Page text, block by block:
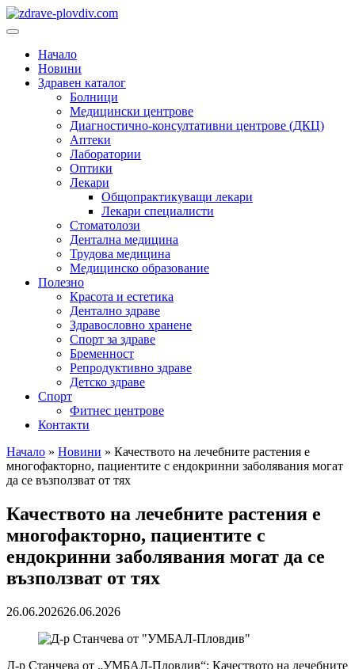
Преминете
към
Основно
Начало
Новини
Здравен каталог
Болници
Медицински центрове
Диагностично-консултативни центрове (ДКЦ)
Аптеки
Лаборатории
Оптики
Лекари
Общопрактикуващи лекари
Лекари специалисти
Стоматолози
Дентална медицина
Трудова медицина
Медицинско образование
Полезно
Красота и естетика
Дентално здраве
Здравословно хранене
Спорт за здраве
Бременност
Репродуктивно здраве
Детско здраве
Спорт
Фитнес центрове
Контакти
Начало » Новини » Качеството на лечебните растения е
многофакторно, пациентите с ендокринни заболявания могат
да се възползват от тях
Качеството на лечебните растения е
многофакторно, пациентите с
ендокринни заболявания могат да се
възползват от тях
26.06.202626.06.2026
Д-р Станчева от „УМБАЛ-Пловдив“: Качеството на лечебните